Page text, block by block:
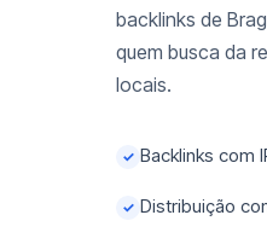
backlinks de
quem busca da
locais.
✓ Backlinks com
✓ Distribuição